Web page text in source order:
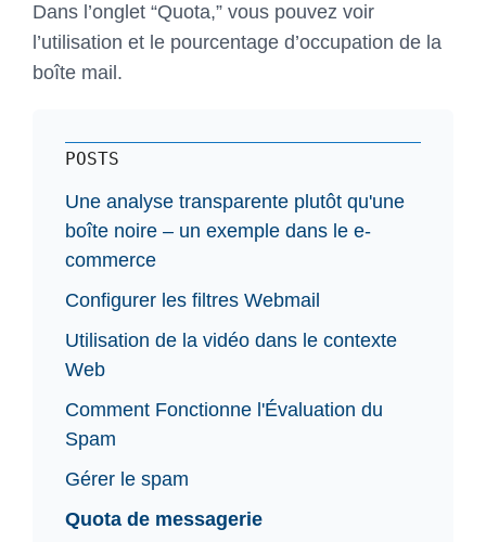
Dans l’onglet “Quota,” vous pouvez voir
l’utilisation et le pourcentage d’occupation de la
boîte mail.
POSTS
Une analyse transparente plutôt qu'une
boîte noire – un exemple dans le e-
commerce
Configurer les filtres Webmail
Utilisation de la vidéo dans le contexte
Web
Comment Fonctionne l'Évaluation du
Spam
Gérer le spam
Quota de messagerie